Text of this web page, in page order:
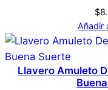
$
Añadir
Llavero Amuleto